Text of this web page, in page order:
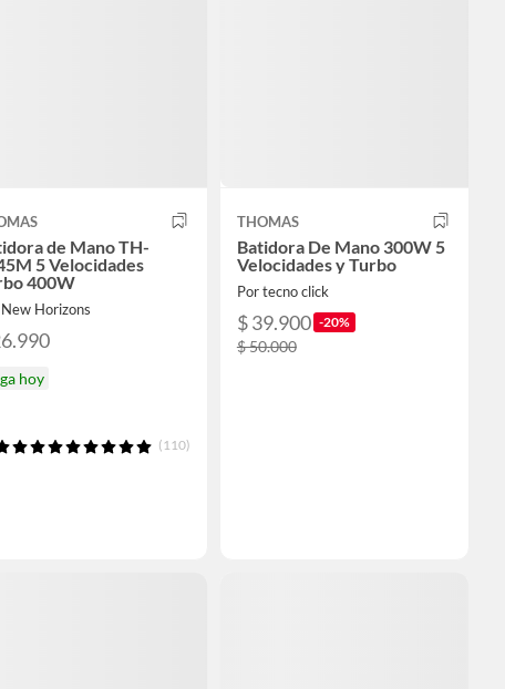
de Mano TH-
5 Velocidades
400W
Horizons
hoy
(110)
THOMAS
Batidora De Mano 300W 5
Velocidades y Turbo
Por tecno click
$ 39.900 -20%
$ 50.000